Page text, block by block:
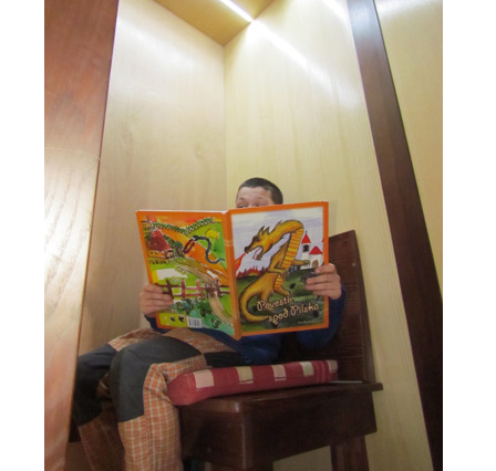
Regionálne e-knihy zdarma
Elektronické platby
Podujatia